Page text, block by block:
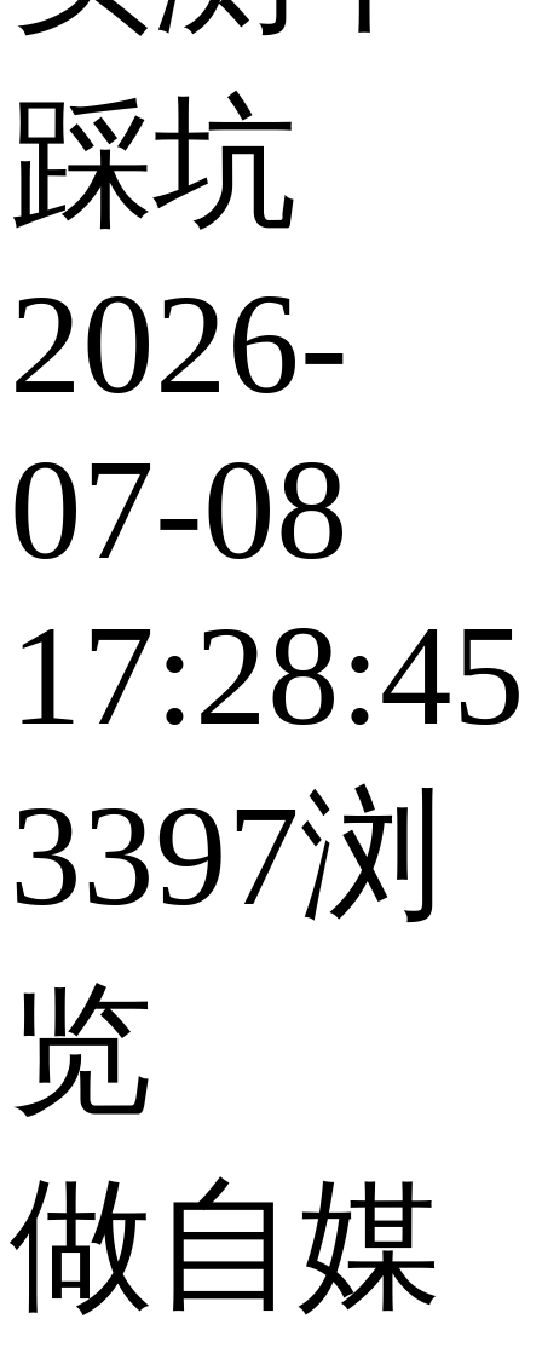
踩坑
2026-
07-08
17:28:45
3397浏
览
做自媒